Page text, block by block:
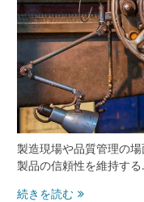
製造現場や品質管理の場
製品の信頼性を維持す
続きを読む工